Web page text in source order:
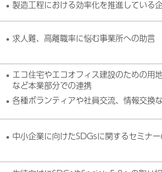
製造工程における効率化を推進している
求人難、高離職率に悩む事業所への助言
エコ住宅やエコオフィス建設のための用
など本業部分での連携
各種ボランティアや社員交流、情報交換
中小企業に向けたSDGsに関するセミナ